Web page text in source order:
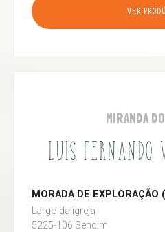
VER
MIRANDA
LUÍS FERNANDO
MORADA DE EXPLORAÇÃO
Largo da igreja
5225-106 Sendim